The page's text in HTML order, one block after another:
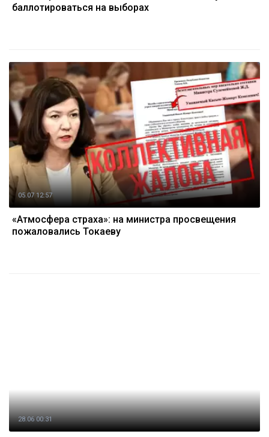
баллотироваться на выборах
05.07 12:57
«Атмосфера страха»: на министра просвещения
пожаловались Токаеву
28.06 00:31